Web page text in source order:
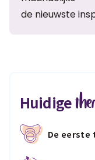
de nieuwste
Huidige
De eerste